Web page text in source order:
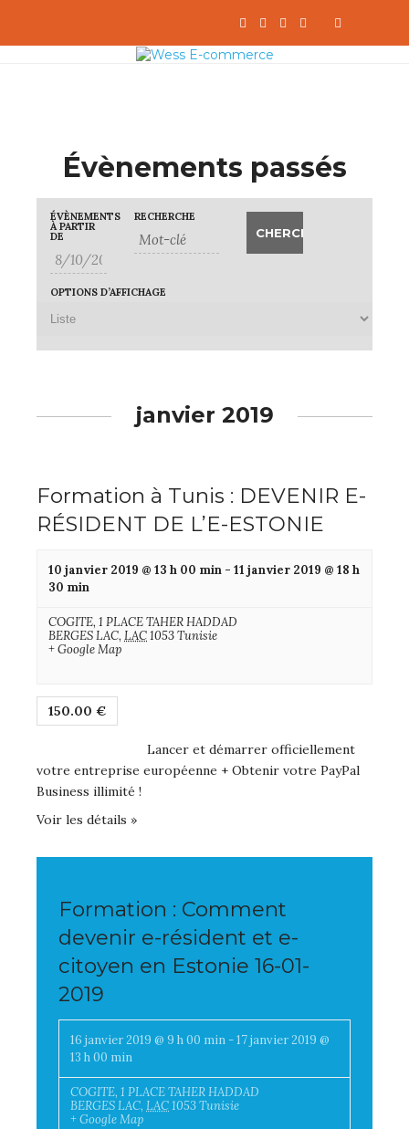
Évènements passés
navigation
vues
Évènements
Évènements
ÉVÈNEMENTS
À PARTIR
DE
RECHERCHE
Navigation
de
vues
évènement
OPTIONS D’AFFICHAGE
janvier 2019
Formation à Tunis : DEVENIR E-
RÉSIDENT DE L’E-ESTONIE
10 janvier 2019 @ 13 h 00 min - 11 janvier 2019 @ 18 h
30 min
COGITE, 1 PLACE TAHER HADDAD
BERGES LAC, LAC1053Tunisie
+ Google Map
150.00 €
Lancer et démarrer officiellement
votre entreprise européenne + Obtenir votre PayPal
Business illimité !
Voir les détails »
Formation : Comment
devenir e-résident et e-
citoyen en Estonie 16-01-
2019
16 janvier 2019 @ 9 h 00 min -17 janvier 2019 @
13 h 00 min
COGITE, 1 PLACE TAHER HADDAD
BERGES LAC, LAC1053Tunisie
+ Google Map